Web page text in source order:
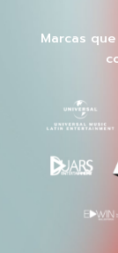
Marcas